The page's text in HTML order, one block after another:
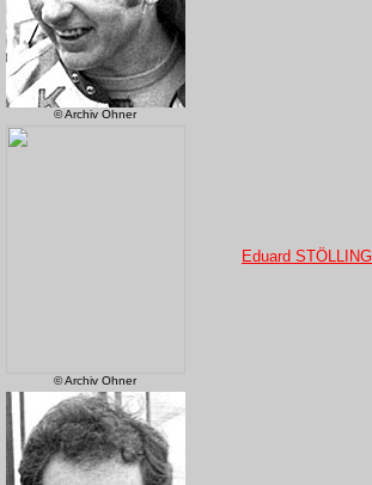
© Archiv Ohner
© Archiv Ohner
Eduard